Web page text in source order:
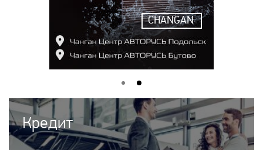
CHANGAN
Кредит